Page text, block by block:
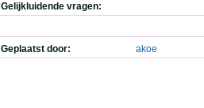
Gelijkluidende vragen:
Geplaatst door: akoe